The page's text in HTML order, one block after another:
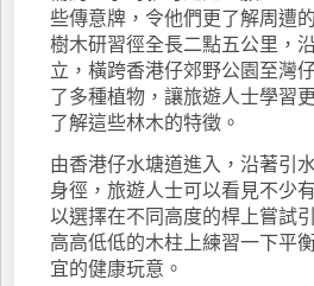
些傳意牌，令他們更了解周遭
樹木研習徑全長二點五公里，
立，橫跨香港仔郊野公園至灣
了多種植物，讓旅遊人士學習
了解這些林木的特徵。
由香港仔水塘道進入，沿著引
身徑，旅遊人士可以看見不少
以選擇在不同高度的桿上嘗試
高高低低的木柱上練習一下平
宜的健康玩意。